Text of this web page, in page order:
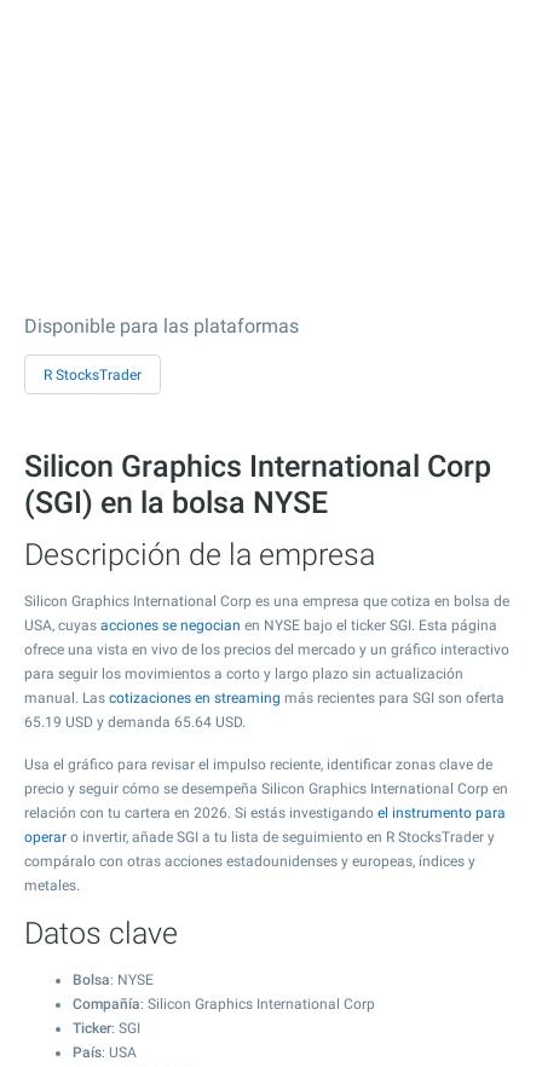
Disponible para las plataformas
R StocksTrader
Silicon Graphics International Corp
(SGI) en la bolsa NYSE
Descripción de la empresa
Silicon Graphics International Corp es una empresa que cotiza en bolsa de
USA, cuyas acciones se negocian en NYSE bajo el ticker SGI. Esta página
ofrece una vista en vivo de los precios del mercado y un gráfico interactivo
para seguir los movimientos a corto y largo plazo sin actualización
manual. Las cotizaciones en streaming más recientes para SGI son oferta
65.19 USD y demanda 65.64 USD.
Usa el gráfico para revisar el impulso reciente, identificar zonas clave de
precio y seguir cómo se desempeña Silicon Graphics International Corp en
relación con tu cartera en 2026. Si estás investigando el instrumento para
operar o invertir, añade SGI a tu lista de seguimiento en R StocksTrader y
compáralo con otras acciones estadounidenses y europeas, índices y
metales.
Datos clave
Bolsa: NYSE
Compañía: Silicon Graphics International Corp
Ticker: SGI
País: USA